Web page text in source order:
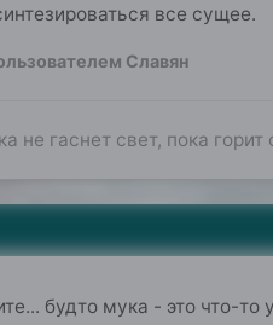
все сущее.
Славян
не гаснет свет, пока горит
будто мука - это что-